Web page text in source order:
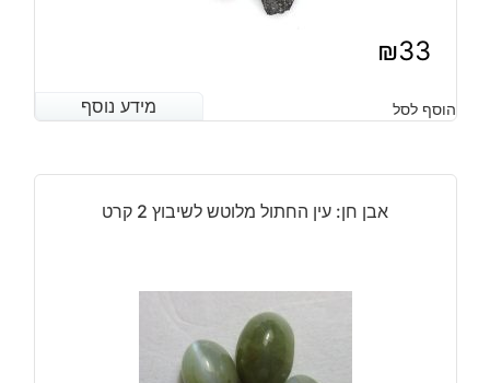
₪33
מידע נוסף הוסף לסל מידע נוסף
אבן חן: עין החתול מלוטש לשיבוץ 2 קרט